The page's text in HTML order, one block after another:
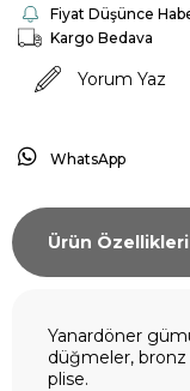
Fiyat Düşünce
Kargo Bedava
Yorum Yaz
WhatsApp
Ürün Özellikleri
Yanardöner
düğmeler, bronz
plise.